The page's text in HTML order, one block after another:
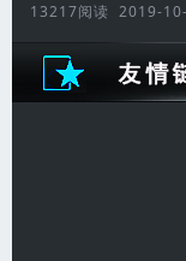
13217阅读 2019-